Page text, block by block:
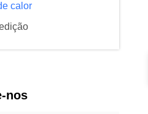
calor
nos